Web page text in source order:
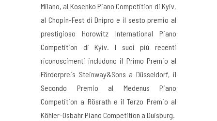
Milano, al Kosenko Piano Competition di Kyiv,
al Chopin-Fest di Dnipro e il sesto premio al
prestigioso Horowitz International Piano
Competition di Kyiv. I suoi più recenti
riconoscimenti includono il Primo Premio al
Förderpreis Steinway&Sons a Düsseldorf, il
Secondo Premio al Medenus Piano
Competition a Rösrath e il Terzo Premio al
Köhler-Osbahr Piano Competition a Duisburg.